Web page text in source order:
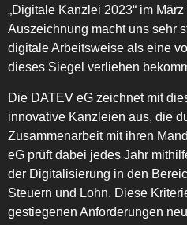
„Digitale Kanzlei 2023“ im
Auszeichnung macht uns sehr
digitale Arbeitsweise als eine
dieses Siegel verliehen
Die DATEV eG zeichnet mit
innovative Kanzleien aus, die
Zusammenarbeit mit ihren
eG prüft dabei jedes Jahr
der Digitalisierung in den
Steuern und Lohn. Diese
gestiegenen Anforderungen